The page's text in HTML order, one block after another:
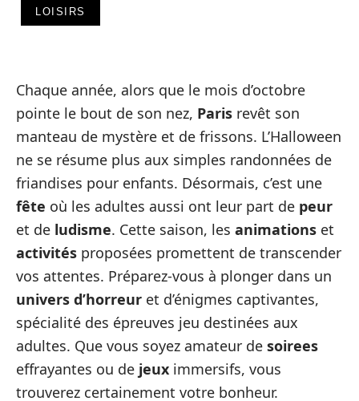
LOISIRS
Chaque année, alors que le mois d’octobre
pointe le bout de son nez, Paris revêt son
manteau de mystère et de frissons. L’Halloween
ne se résume plus aux simples randonnées de
friandises pour enfants. Désormais, c’est une
fête où les adultes aussi ont leur part de peur
et de ludisme. Cette saison, les animations et
activités proposées promettent de transcender
vos attentes. Préparez-vous à plonger dans un
univers d’horreur et d’énigmes captivantes,
spécialité des épreuves jeu destinées aux
adultes. Que vous soyez amateur de soirees
effrayantes ou de jeux immersifs, vous
trouverez certainement votre bonheur.